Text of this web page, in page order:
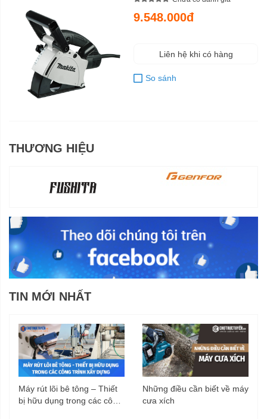
9.548.000đ
Liên hệ khi có hàng
So sánh
THƯƠNG HIỆU
TIN MỚI NHẤT
Máy rút lõi bê tông – Thiết
bị hữu dụng trong các công
Những điều cần biết về máy
cưa xích